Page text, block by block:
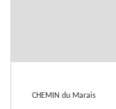
CHEMIN du Marais